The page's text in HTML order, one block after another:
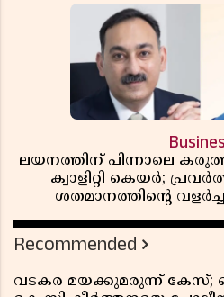
ലയനത്തിന് പിന്നാലെ
ക്വാളിറ്റി കെയർ;
ശതമാനത്തിൻ്റെ
റിപ്പോർട്ട്
Recommended
വടകര മയക്കുമരുന്ന് കേസ്;